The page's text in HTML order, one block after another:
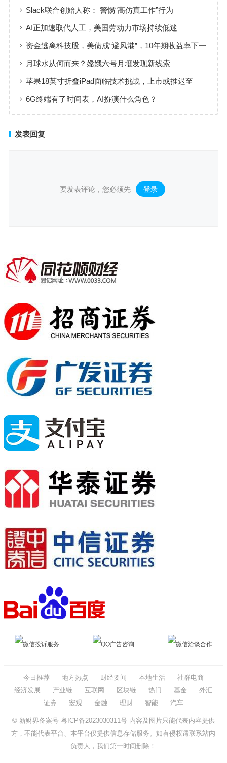
带变智能体
Slack联合创始人称： 警惕“高仿真工作”行为
AI正加速取代人工，美国劳动力市场持续低迷
资金逃离科技股，美债成“避风港”，10年期收益率下一
步迈向3.5%？
月球水从何而来？嫦娥六号月壤发现新线索
苹果18英寸折叠iPad面临技术挑战，上市或推迟至
2029年后
6G终端有了时间表，AI扮演什么角色？
发表回复
要发表评论，您必须先 登录 。
微信投诉服务 QQ广告咨询 微信洽谈合作
今日推荐 地方热点 财经要闻 本地生活
社群电商
经济发展
产业链 互联网 区块链 热门 基金
外汇
证券
宏观 金融 理财 智能 汽车
© 新财界备案号 粤ICP备2023030311号内容及图片只能代表内容提供
方，不能代表平台、本平台仅提供信息存储服务。如有侵权请联系站内
负责人，我们第一时间删除！